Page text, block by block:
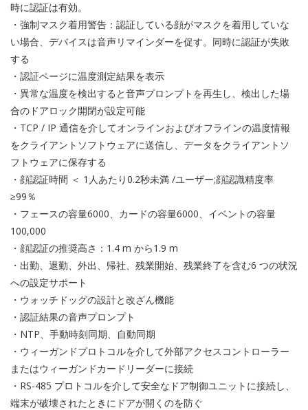
時に認証は有効。
・強制マスク着用警告：認証している顔がマスクを着用していな
い場合、デバイスは音声リマインダーを促す。同時に認証が失敗
する
・認証ページに温度測定結果を表示
・異常な温度を検出すると音声プロンプトを再生し、検出した場
合のドアロック開閉が設定可能
・TCP / IP 通信を介してオンラインおよびオフラインの温度情報
をクライアントソフトウェアに送信し、データをクライアントソ
フトウェアに保存する
・顔認証時間 ＜ 1人あたり0.2秒未満 /ユーザー;顔認識精度率
≥99％
・フェースの容量6000、カードの容量6000、イベントの容量
100,000
・顔認証の推奨高さ：1.4 m から1.9 m
・出勤、退勤、外出、帰社、残業開始、残業終了を含む6 つの状況
への設定サポート
・ウォッチドッグの設計と改ざん機能
・認証結果の音声プロンプト
・NTP、手動時刻同期、自動同期
・ウィーガンドプロトコルを介して外部アクセスコントローラー
またはウィーガンドカードリーダーに接続
・RS-485 プロトコルを介して安全なドア制御ユニットに接続し、
端末が破壊されたときにドアが開くのを防ぐ